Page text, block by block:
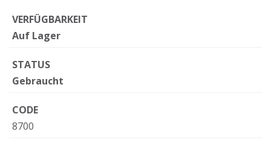
VERFÜGBARKEIT
Auf Lager
STATUS
Gebraucht
CODE
8700